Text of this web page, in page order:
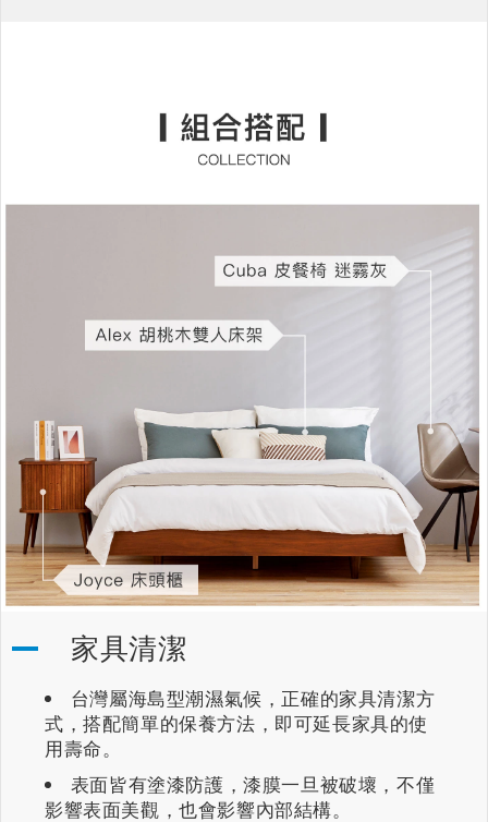
家具清潔
台灣屬海島型潮濕氣候，正確的家具清潔方
式，搭配簡單的保養方法，即可延長家具的使
用壽命。
表面皆有塗漆防護，漆膜一旦被破壞，不僅
影響表面美觀，也會影響內部結構。